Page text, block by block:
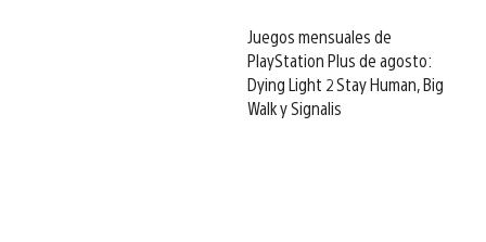
Juegos mensuales de
PlayStation Plus de agosto:
Dying Light 2 Stay Human, Big
Walk y Signalis